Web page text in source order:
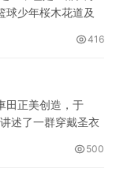
球少年桜木花道及
416
田正美创造，于
述了一群穿戴圣衣
500